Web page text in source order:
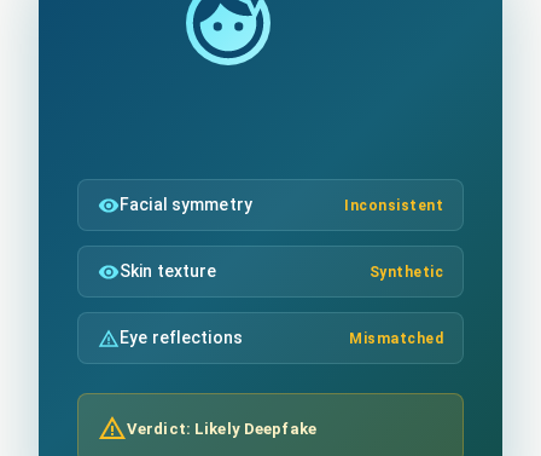
Facial symmetry Inconsistent
Skin texture Synthetic
Eye reflections Mismatched
Verdict: Likely Deepfake